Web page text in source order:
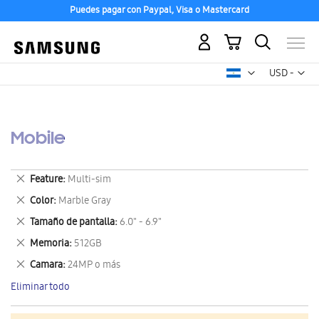
Puedes pagar con Paypal, Visa o Mastercard
USD -
dólar
Mi carrito
Mobile
Feature Multi-sim
Eliminar
este
artículo
Color Marble Gray
Eliminar
este
artículo
Tamaño de pantalla 6.0" - 6.9"
Eliminar
este
artículo
Memoria 512GB
Eliminar
este
artículo
Camara 24MP o más
Eliminar
este
artículo
Eliminar todo